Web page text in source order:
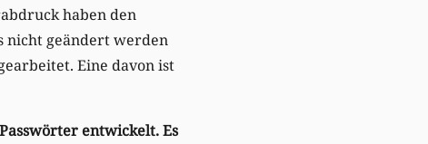
haben den
nicht geändert werden
Eine davon ist
entwickelt. Es